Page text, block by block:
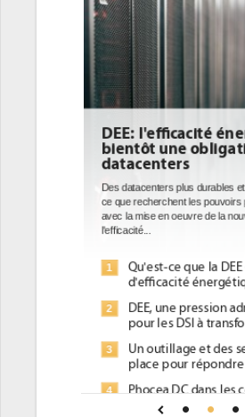
DEE: l'efficacité
bientôt une
datacenters
Des datacenters plus durables
ce que recherchent les pouvoirs
avec la mise en oeuvre de la
l'efficacité...
1
Qu'est-ce que la
d'efficacité
2
DEE, une pression
pour les DSI à
3
Un outillage et des
place pour répondre
4
Phocea DC dans les